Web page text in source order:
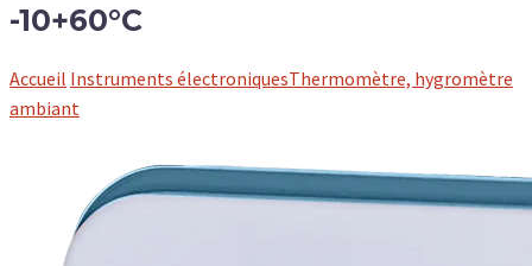
-10+60°C
Accueil Instruments électroniquesThermomètre, hygromètre
ambiant